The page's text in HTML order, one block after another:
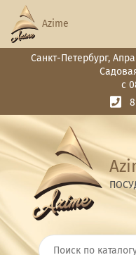
Санкт-Петербург,
с
Azime